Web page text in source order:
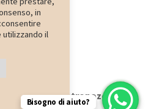
- CopyrightAntropozoa
in
utilizzando il
Bisogno di aiuto?